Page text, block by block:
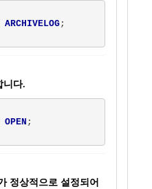
;
니다.
;
정상적으로 설정되어